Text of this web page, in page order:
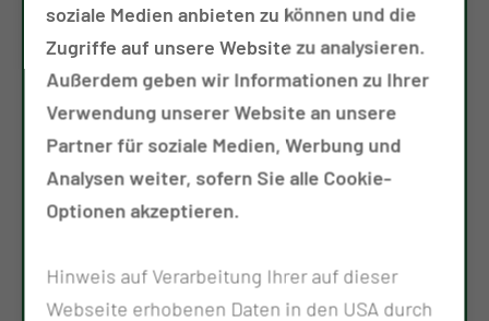
SARAH FABISCH
soziale Medien anbieten zu können und die
Zugriffe auf unsere Website zu analysieren.
Außerdem geben wir Informationen zu Ihrer
Verwendung unserer Website an unsere
Partner für soziale Medien, Werbung und
Analysen weiter, sofern Sie alle Cookie-
Optionen akzeptieren.
Hinweis auf Verarbeitung Ihrer auf dieser
Webseite erhobenen Daten in den USA durch